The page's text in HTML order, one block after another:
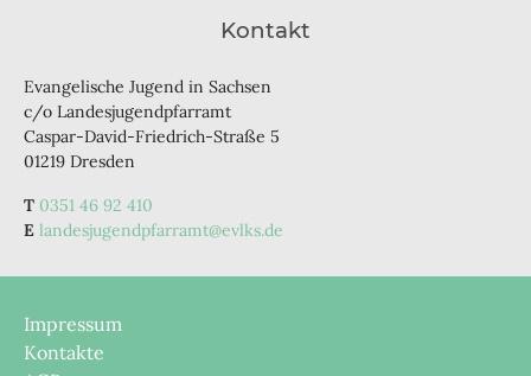
Kontakt
Evangelische Jugend in Sachsen
c/o Landesjugendpfarramt
Caspar-David-Friedrich-Straße 5
01219 Dresden
0351 46 92 410
landesjugendpfarramt@evlks.de
Impressum
Kontakte